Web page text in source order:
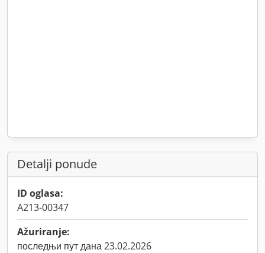
Detalji ponude
ID oglasa:
A213-00347
Ažuriranje:
последњи пут дана 23.02.2026